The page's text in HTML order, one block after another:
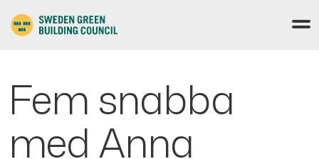
Fem snabba
med Anna